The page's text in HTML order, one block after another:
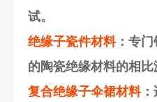
试。
绝缘子瓷件材料：专门
的陶瓷绝缘材料的相比
复合绝缘子伞裙材料：